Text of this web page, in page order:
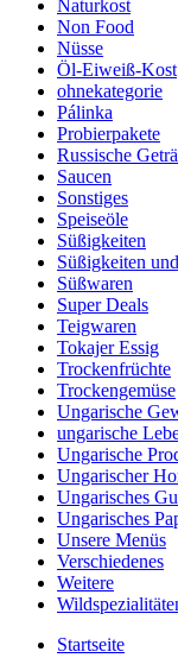
Naturkost
Non Food
Nüsse
Öl-Eiweiß-Kost
ohnekategorie
Pálinka
Probierpakete
Russische
Saucen
Sonstiges
Speiseöle
Süßigkeiten
Süßigkeiten
Süßwaren
Super Deals
Teigwaren
Tokajer Essig
Trockenfrüchte
Trockengemüse
Ungarische
ungarische
Ungarische
Ungarischer
Ungarisches
Ungarisches
Unsere Menüs
Verschiedenes
Weitere
Startseite